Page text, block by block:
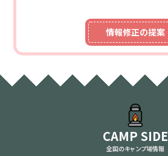
情報修正の提案
CAMP SIDE
全国のキャンプ場情報